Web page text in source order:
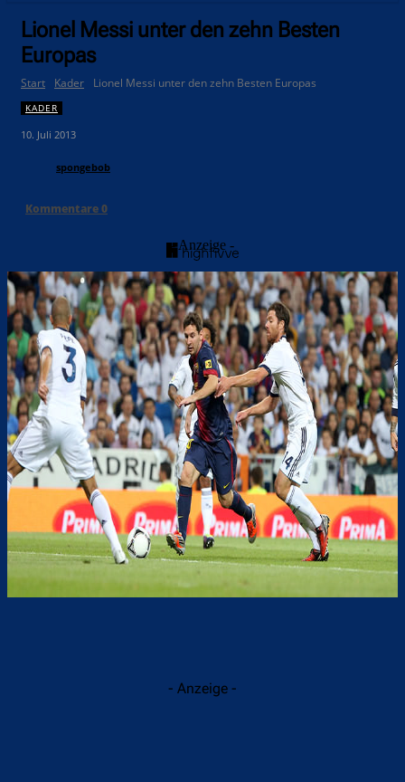
Lionel Messi unter den zehn Besten
Europas
Start Kader Lionel Messi unter den zehn Besten Europas
KADER
10. Juli 2013
spongebob
Kommentare0
- Anzeige -
- Anzeige -